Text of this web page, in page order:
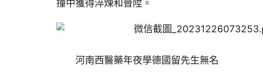
撞中獲得淬煉和晉陞。
河南西醫藥年夜學德國留先生無名